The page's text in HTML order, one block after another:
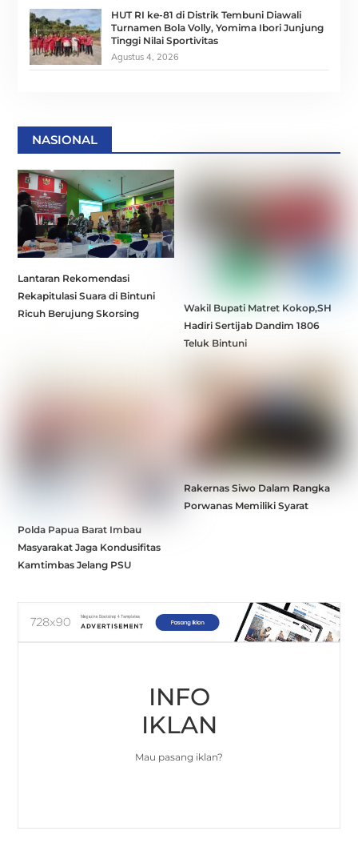
HUT RI ke-81 di Distrik Tembuni Diawali
Turnamen Bola Volly, Yomima Ibori Junjung
Tinggi Nilai Sportivitas
Agustus 4, 2026
NASIONAL
Lantaran Rekomendasi
Rekapitulasi Suara di Bintuni
Ricuh Berujung Skorsing
Wakil Bupati Matret Kokop,SH
Hadiri Sertijab Dandim 1806
Teluk Bintuni
Polda Papua Barat Imbau
Masyarakat Jaga Kondusifitas
Kamtimbas Jelang PSU
Rakernas Siwo Dalam Rangka
Porwanas Memiliki Syarat
INFO
IKLAN
Mau pasang iklan?